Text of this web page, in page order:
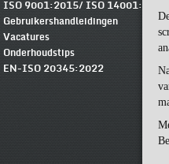
ISO 9001:2015/ ISO 14001:2015
Gebruikershandleidingen
Vacatures
Onderhoudstips
EN-ISO 20345:2022